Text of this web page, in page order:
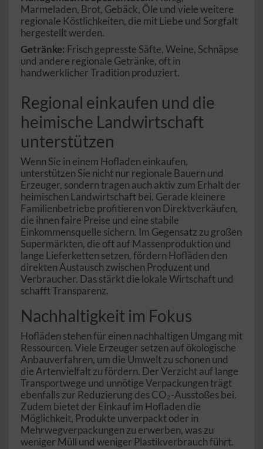
Marmeladen, Brot, Gebäck, Öle und viele weitere
regionale Köstlichkeiten, die mit Liebe und Sorgfalt
hergestellt werden.
Getränke: Frisch gepresste Säfte, Weine, Schnäpse
und andere regionale Getränke, oft in
handwerklicher Tradition produziert.
Regional einkaufen und die
heimische Landwirtschaft
unterstützen
Wenn Sie in einem Hofladen einkaufen,
unterstützen Sie nicht nur regionale Bauern und
Erzeuger, sondern tragen auch aktiv zum Erhalt der
heimischen Landwirtschaft bei. Gerade kleinere
Familienbetriebe profitieren von Direktverkäufen,
die ihnen faire Preise und eine stabile
Einkommensquelle sichern. Im Gegensatz zu großen
Supermärkten, die oft auf Massenproduktion und
lange Lieferketten setzen, fördern Hofläden den
direkten Austausch zwischen Produzent und
Verbraucher. Das stärkt die lokale Wirtschaft und
schafft Transparenz.
Nachhaltigkeit im Fokus
Hofläden stehen für einen nachhaltigen Umgang mit
Ressourcen. Viele Erzeuger setzen auf ökologische
Anbauverfahren, um die Umwelt zu schonen und
die Artenvielfalt zu fördern. Der Verzicht auf lange
Transportwege und unnötige Verpackungen trägt
ebenfalls zur Reduzierung des CO₂-Ausstoßes bei.
Zudem bietet der Einkauf im Hofladen die
Möglichkeit, Produkte unverpackt oder in
Mehrwegverpackungen zu erwerben, was zu
weniger Müll und weniger Plastikverbrauch führt.